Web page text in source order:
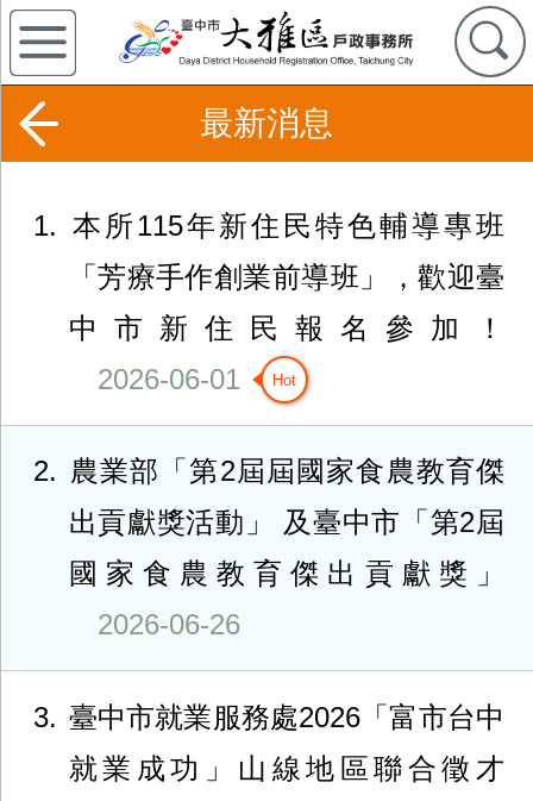
最新消息
1
本所115年新住民特色輔導專班
「芳療手作創業前導班」，歡迎臺
中市新住民報名參加！
2026-06-01
2
農業部「第2屆屆國家食農教育傑
出貢獻獎活動」 及臺中市「第2屆
國家食農教育傑出貢獻獎」
2026-06-26
3
臺中市就業服務處2026「富市台中
就業成功」山線地區聯合徵才